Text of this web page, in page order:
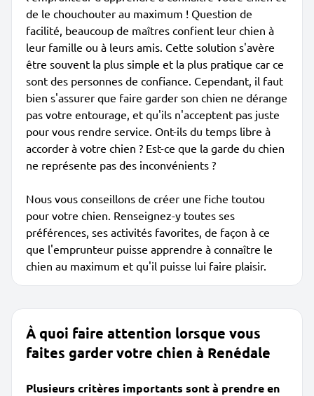
de le chouchouter au maximum ! Question de
facilité, beaucoup de maîtres confient leur chien à
leur famille ou à leurs amis. Cette solution s'avère
être souvent la plus simple et la plus pratique car ce
sont des personnes de confiance. Cependant, il faut
bien s'assurer que faire garder son chien ne dérange
pas votre entourage, et qu'ils n'acceptent pas juste
pour vous rendre service. Ont-ils du temps libre à
accorder à votre chien ? Est-ce que la garde du chien
ne représente pas des inconvénients ?
Nous vous conseillons de créer une fiche toutou
pour votre chien. Renseignez-y toutes ses
préférences, ses activités favorites, de façon à ce
que l'emprunteur puisse apprendre à connaître le
chien au maximum et qu'il puisse lui faire plaisir.
À quoi faire attention lorsque vous
faites garder votre chien à Renédale
Plusieurs critères importants sont à prendre en